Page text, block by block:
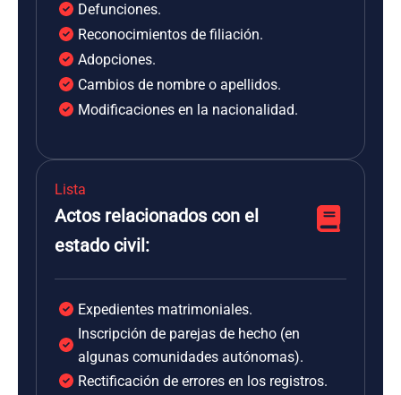
Defunciones.
Reconocimientos de filiación.
Adopciones.
Cambios de nombre o apellidos.
Modificaciones en la nacionalidad.
Lista
Actos relacionados con el
estado civil:
Expedientes matrimoniales.
Inscripción de parejas de hecho (en
algunas comunidades autónomas).
Rectificación de errores en los registros.